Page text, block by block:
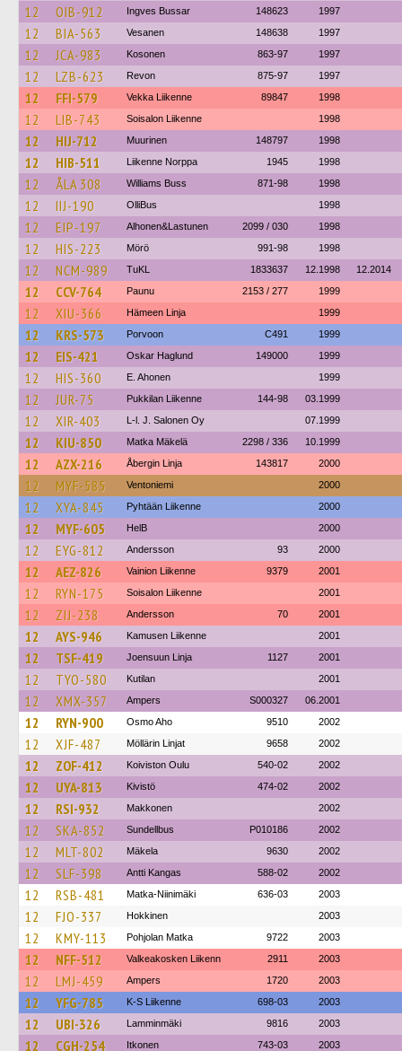
12 OIB-912 Ingves Bussar 148623 1997
12 BIA-563 Vesanen 148638 1997
12 JCA-983 Kosonen 863-97 1997
12 LZB-623 Revon 875-97 1997
12 FFI-579 Vekka Liikenne 89847 1998
12 LIB-743 Soisalon Liikenne 1998
12 HIJ-712 Muurinen 148797 1998
12 HIB-511 Liikenne Norppa 1945 1998
12 ÅLA 308 Williams Buss 871-98 1998
12 IIJ-190 OlliBus 1998
12 EIP-197 Alhonen&Lastunen 2099 / 030 1998
12 HIS-223 Mörö 991-98 1998
12 NCM-989 TuKL 1833637 12.1998 12.2014
12 CCV-764 Paunu 2153 / 277 1999
12 XIU-366 Hämeen Linja 1999
12 KRS-573 Porvoon C491 1999
12 EIS-421 Oskar Haglund 149000 1999
12 HIS-360 E. Ahonen 1999
12 JUR-75 Pukkilan Liikenne 144-98 03.1999
12 XIR-403 L-l. J. Salonen Oy 07.1999
12 KIU-850 Matka Mäkelä 2298 / 336 10.1999
12 AZX-216 Åbergin Linja 143817 2000
12 MYF-585 Ventoniemi 2000
12 XYA-845 Pyhtään Liikenne 2000
12 MYF-605 HelB 2000
12 EYG-812 Andersson 93 2000
12 AEZ-826 Vainion Liikenne 9379 2001
12 RYN-175 Soisalon Liikenne 2001
12 ZIJ-238 Andersson 70 2001
12 AYS-946 Kamusen Liikenne 2001
12 TSF-419 Joensuun Linja 1127 2001
12 TYO-580 Kutilan 2001
12 XMX-357 Ampers S000327 06.2001
12 RYN-900 Osmo Aho 9510 2002
12 XJF-487 Möllärin Linjat 9658 2002
12 ZOF-412 Koiviston Oulu 540-02 2002
12 UYA-813 Kivistö 474-02 2002
12 RSI-932 Makkonen 2002
12 SKA-852 Sundellbus P010186 2002
12 MLT-802 Mäkela 9630 2002
12 SLF-398 Antti Kangas 588-02 2002
12 RSB-481 Matka-Niinimäki 636-03 2003
12 FJO-337 Hokkinen 2003
12 KMY-113 Pohjolan Matka 9722 2003
12 NFF-512 Valkeakosken Liikenn 2911 2003
12 LMJ-459 Ampers 1720 2003
12 YFG-785 K-S Liikenne 698-03 2003
12 UBI-326 Lamminmäki 9816 2003
12 CGH-254 Itkonen 743-03 2003